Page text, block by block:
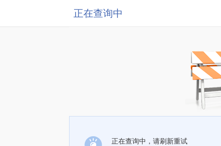
正在查询中
正在查询中，请刷新重试